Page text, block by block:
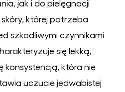
jak i do pielęgnacji
której potrzeba
szkodliwymi czynnikami
się lekką,
konsystencją, która nie
uczucie jedwabistej